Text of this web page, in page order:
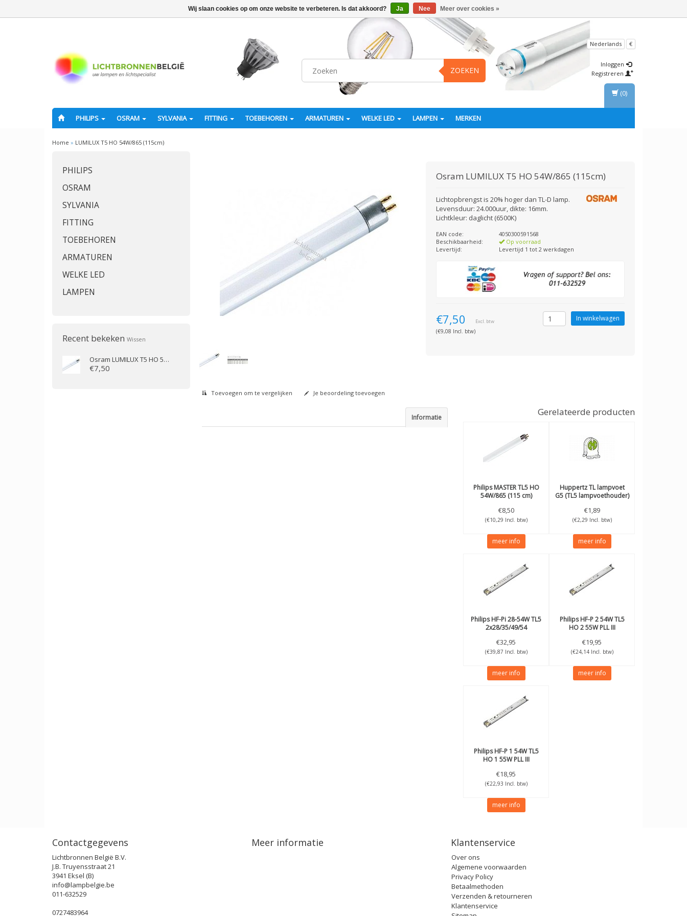
ZOEKEN
Nederlands €
Inloggen
Registreren
PHILIPS OSRAM SYLVANIA FITTING TOEBEHOREN ARMATUREN WELKE LED LAMPEN MERKEN
(0)
Home » LUMILUX T5 HO 54W/865 (115cm)
PHILIPS
OSRAM
SYLVANIA
FITTING
TOEBEHOREN
ARMATUREN
WELKE LED
LAMPEN
Recent bekeken Wissen
Osram LUMILUX T5 HO 54W/865 (115cm)
€7,50
Osram LUMILUX T5 HO 54W/865 (115cm)
Lichtopbrengst is 20% hoger dan TL-D lamp.
Levensduur: 24.000uur, dikte: 16mm.
Lichtkleur: daglicht (6500K)
EAN code:
4050300591568
Beschikbaarheid:
Op voorraad
Levertijd:
Levertijd 1 tot 2 werkdagen
€7,50 Excl. btw
(€9,08 Incl. btw)
Toevoegen om te vergelijken Je beoordeling toevoegen
Informatie Gerelateerde producten
PhilipsMASTER TL5 HO
54W/865 (115 cm)
€8,50
(€10,29 Incl. btw)
meer info
HuppertzTL lampvoet
G5 (TL5 lampvoethouder)
€1,89
(€2,29 Incl. btw)
meer info
PhilipsHF-Pi 28-54W TL5
2x28/35/49/54
€32,95
(€39,87 Incl. btw)
meer info
PhilipsHF-P 2 54W TL5
HO 2 55W PLL III
€19,95
(€24,14 Incl. btw)
meer info
PhilipsHF-P 1 54W TL5
HO 1 55W PLL III
€18,95
(€22,93 Incl. btw)
meer info
Contactgegevens
Lichtbronnen België B.V.
J.B. Truyensstraat 21
3941 Eksel (B)
info@lampbelgie.be
011-632529
0727483964
Meer informatie Klantenservice
Over ons
Algemene voorwaarden
Privacy Policy
Betaalmethoden
Verzenden & retourneren
Klantenservice
Wij slaan cookies op om onze website te verbeteren. Is dat akkoord? Ja Nee Meer over cookies »